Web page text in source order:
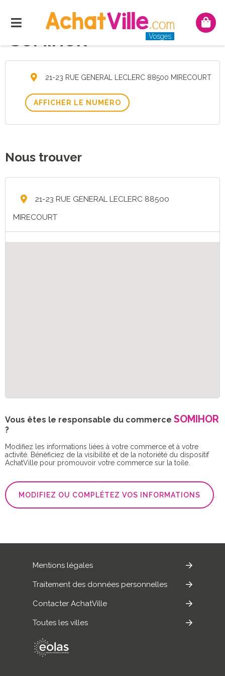
Menu
Vosges
Mon
SOMIHOR
21-23 RUE GENERAL LECLERC 88500 MIRECOURT
AFFICHER LE NUMÉRO
Nous trouver
21-23 RUE GENERAL LECLERC 88500
MIRECOURT
Vous êtes le responsable du commerce SOMIHOR
?
Modifiez les informations liées à votre commerce et à votre
activité. Bénéficiez de la visibilité et de la notoriété du dispositif
AchatVille pour promouvoir votre commerce sur la toile.
MODIFIEZ OU COMPLÉTEZ VOS INFORMATIONS
Mentions légales
Traitement des données personnelles
Contacter AchatVille
Toutes les villes